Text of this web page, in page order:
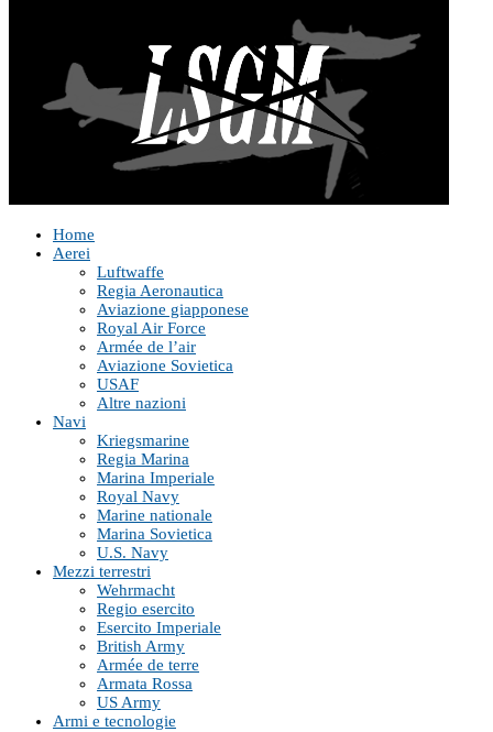
Home
Aerei
Luftwaffe
Regia Aeronautica
Aviazione giapponese
Royal Air Force
Armée de l’air
Aviazione Sovietica
USAF
Altre nazioni
Navi
Kriegsmarine
Regia Marina
Marina Imperiale
Royal Navy
Marine nationale
Marina Sovietica
U.S. Navy
Mezzi terrestri
Wehrmacht
Regio esercito
Esercito Imperiale
British Army
Armée de terre
Armata Rossa
US Army
Armi e tecnologie